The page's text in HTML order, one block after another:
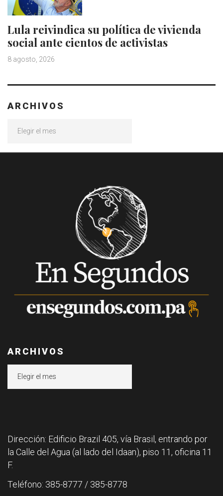
Lula reivindica su política de vivienda
social ante cientos de activistas
8 agosto, 2026
ARCHIVOS
ARCHIVOS
Dirección: Edificio Brazil 405, vía Brasil, entrando por
la Calle del Agua (al lado del Idaan), piso 11, oficina 11
F.
Teléfono: 385-8777 / 385-8778